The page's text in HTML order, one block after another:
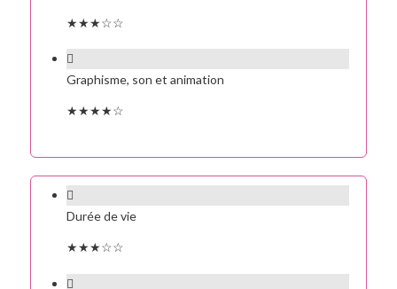
★★★☆☆
Graphisme, son et animation
★★★★☆
Durée de vie
★★★☆☆